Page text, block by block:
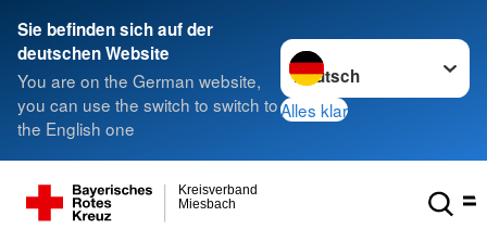
Sie befinden sich auf der
deutschen Website
You are on the German website,
you can use the switch to switch to
the English one
Sprache wechseln zu
Alles klar
Miesbach
Kreisverband